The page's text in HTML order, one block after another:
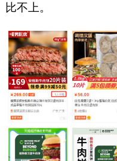
比不上。